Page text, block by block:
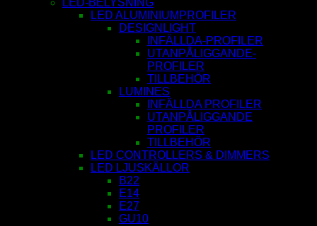
LED ALUMINIUMPROFILER
DESIGNLIGHT
INFÄLLDA-PROFILER
UTANPÅLIGGANDE-
PROFILER
TILLBEHÖR
LUMINES
INFÄLLDA PROFILER
UTANPÅLIGGANDE
PROFILER
TILLBEHÖR
LED CONTROLLERS & DIMMERS
LED LJUSKÄLLOR
B22
E14
E27
GU10